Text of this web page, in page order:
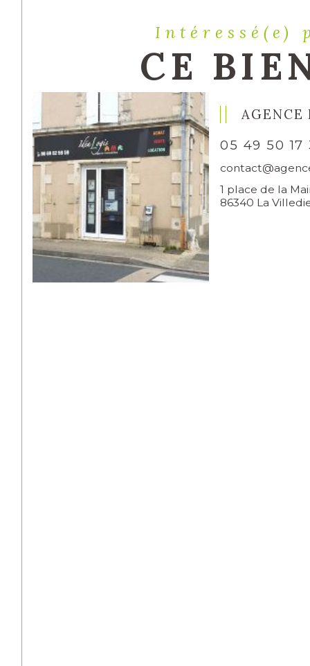
Intéressé(e)
CE
AGENCE
05 49 50 17
1 place de la
86340 La